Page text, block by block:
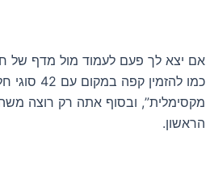
אם יצא לך פעם לעמוד מול מדף של
כמו
מקסימלית”, ובסוף אתה רק רוצה
הראשון.